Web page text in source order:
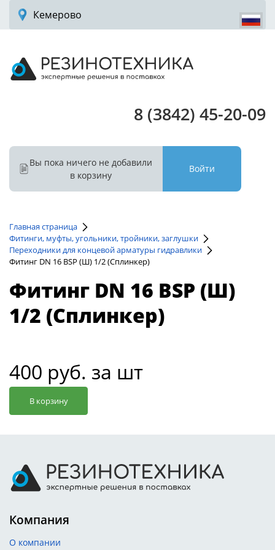
Кемерово
8 (3842) 45-20-09
Вы пока ничего не добавили
в корзину
Войти
Главная страница
Фитинги, муфты, угольники, тройники, заглушки
Переходники для концевой арматуры гидравлики
Фитинг DN 16 BSP (Ш) 1/2 (Сплинкер)
Фитинг DN 16 BSP (Ш)
1/2 (Сплинкер)
400 руб. за шт
В корзину
Компания
О компании